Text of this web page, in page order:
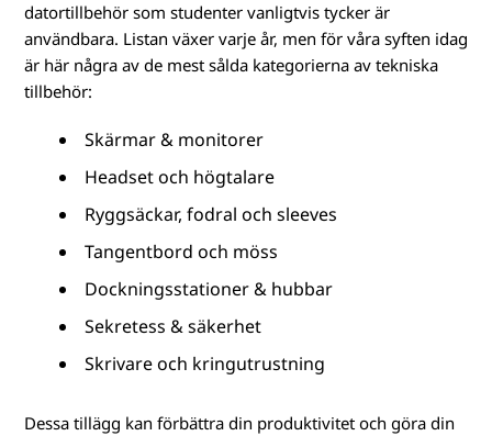
datortillbehör som studenter vanligtvis tycker är
användbara. Listan växer varje år, men för våra syften idag
är här några av de mest sålda kategorierna av tekniska
tillbehör:
Skärmar & monitorer
Headset och högtalare
Ryggsäckar, fodral och sleeves
Tangentbord och möss
Dockningsstationer & hubbar
Sekretess & säkerhet
Skrivare och kringutrustning
Dessa tillägg kan förbättra din produktivitet och göra din